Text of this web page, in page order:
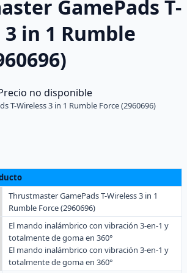
GamePads T-
in 1 Rumble
no disponible
T-Wireless 3 in 1 Rumble Force (2960696)
Thrustmaster GamePads T-Wireless 3 in 1
Rumble Force (2960696)
El mando inalámbrico con vibración 3-en-1 y
totalmente de goma en 360°
El mando inalámbrico con vibración 3-en-1 y
totalmente de goma en 360°